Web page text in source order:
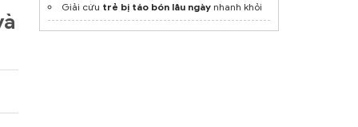
Giải cứu trẻ bị táo bón lâu ngày nhanh khỏi